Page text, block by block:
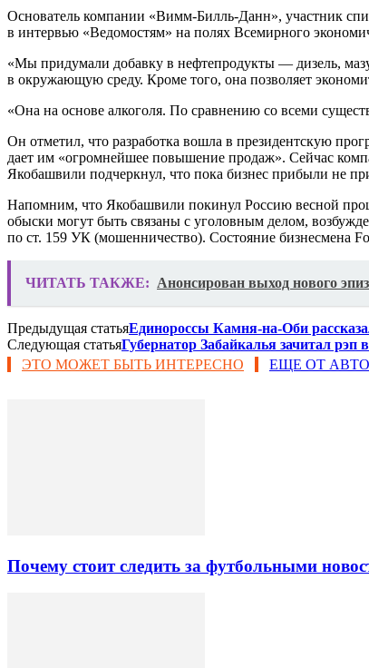
Основатель компании «Вимм-Билль-Данн», участник
в интервью «Ведомостям» на полях Всемирного
«Мы придумали добавку в нефтепродукты — дизель,
в окружающую среду. Кроме того, она позволяет
«Она на основе алкоголя. По сравнению со всеми
Он отметил, что разработка вошла в президентскую
дает им «огромнейшее повышение продаж». Сейчас
Якобашвили подчеркнул, что пока бизнес прибыли не
Напомним, что Якобашвили покинул Россию весной
обыски могут быть связаны с уголовным делом,
по ст. 159 УК (мошенничество). Состояние бизнесмена
ЧИТАТЬ ТАКЖЕ: Анонсирован выход нового
Предыдущая статьяЕдинороссы Камня-на-Оби
Следующая статьяГубернатор Забайкалья зачитал рэп
ЭТО МОЖЕТ БЫТЬ ИНТЕРЕСНО
ЕЩЕ ОТ
Почему стоит следить за футбольными